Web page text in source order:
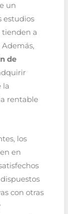
un
estudios
tienden a
de
la
rentable
los
en
con otras